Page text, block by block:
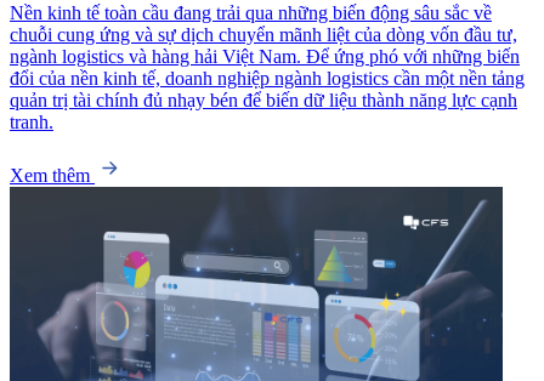
Nền kinh tế toàn cầu đang trải qua những biến động sâu sắc về
chuỗi cung ứng và sự dịch chuyển mãnh liệt của dòng vốn đầu tư,
ngành logistics và hàng hải Việt Nam. Để ứng phó với những biến
đổi của nền kinh tế, doanh nghiệp ngành logistics cần một nền tảng
quản trị tài chính đủ nhạy bén để biến dữ liệu thành năng lực cạnh
tranh.
Xem thêm